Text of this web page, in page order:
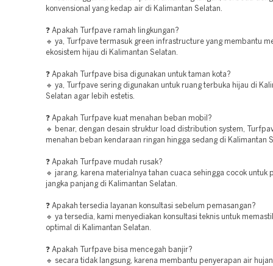
konvensional yang kedap air di Kalimantan Selatan.
❓ Apakah Turfpave ramah lingkungan?
🔹 ya, Turfpave termasuk green infrastructure yang membantu
ekosistem hijau di Kalimantan Selatan.
❓ Apakah Turfpave bisa digunakan untuk taman kota?
🔹 ya, Turfpave sering digunakan untuk ruang terbuka hijau di
Selatan agar lebih estetis.
❓ Apakah Turfpave kuat menahan beban mobil?
🔹 benar, dengan desain struktur load distribution system,
menahan beban kendaraan ringan hingga sedang di Kalimantan
❓ Apakah Turfpave mudah rusak?
🔹 jarang, karena materialnya tahan cuaca sehingga cocok untuk
jangka panjang di Kalimantan Selatan.
❓ Apakah tersedia layanan konsultasi sebelum pemasangan?
🔹 ya tersedia, kami menyediakan konsultasi teknis untuk
optimal di Kalimantan Selatan.
❓ Apakah Turfpave bisa mencegah banjir?
🔹 secara tidak langsung, karena membantu penyerapan air